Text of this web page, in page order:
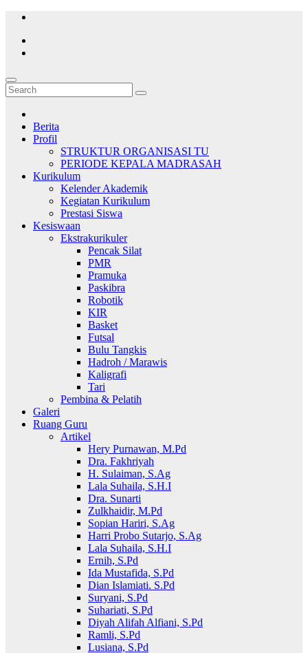
Skip
content
Berita
Profil
STRUKTUR ORGANISASI TU
PERIODE KEPALA MADRASAH
Kurikulum
Kelender Akademik
Kegiatan Kurikulum
Prestasi Siswa
Kesiswaan
Ekstrakurikuler
Pencak Silat
PMR
Pramuka
Paskibra
Robotik
KIR
Basket
Futsal
Bulu Tangkis
Hadroh / Marawis
Kaligrafi
Tari
Pembina & Pelatih
Galeri
Ruang Guru
Artikel
Hery Purnawan, M.Pd
Dra. Fakhriyah
H. Sulaiman, S.Ag
Lala Suhaila, S.H.I
Dra. Sunarti
Zulkhaidir, M.Pd
Sopian Hariri, S.Ag
Harri Probo Sutarjo, S.Ag
Lala Suhaila, S.H.I
Ernih, S.Pd
Ida Mustafida, S.Pd
Dian Islamiati. S.Pd
Suryani, S.Pd
Suhariati, S.Pd
Diyah Alifah Alfiani, S.Pd
Ramli, S.Pd
Lusiana, S.Pd